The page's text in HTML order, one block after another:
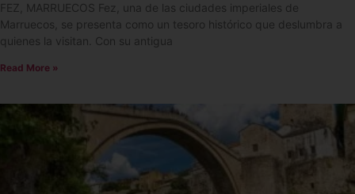
FEZ, MARRUECOS Fez, una de las ciudades imperiales de
Marruecos, se presenta como un tesoro histórico que deslumbra a
quienes la visitan. Con su antigua
Read More »